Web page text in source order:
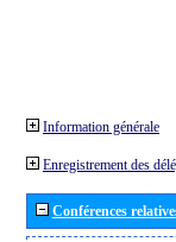
Information générale
Enregistrement des
Conférences